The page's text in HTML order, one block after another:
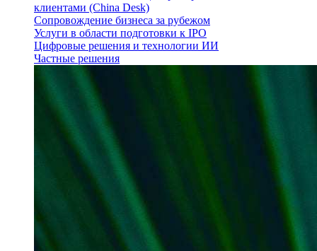
клиентами (China Desk)
Сопровождение бизнеса за рубежом
Услуги в области подготовки к IPO
Цифровые решения и технологии ИИ
Частные решения